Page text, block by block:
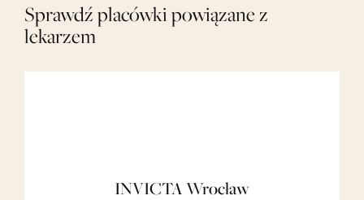
Sprawdź placówki powiązane z
lekarzem
INVICTA Wrocław